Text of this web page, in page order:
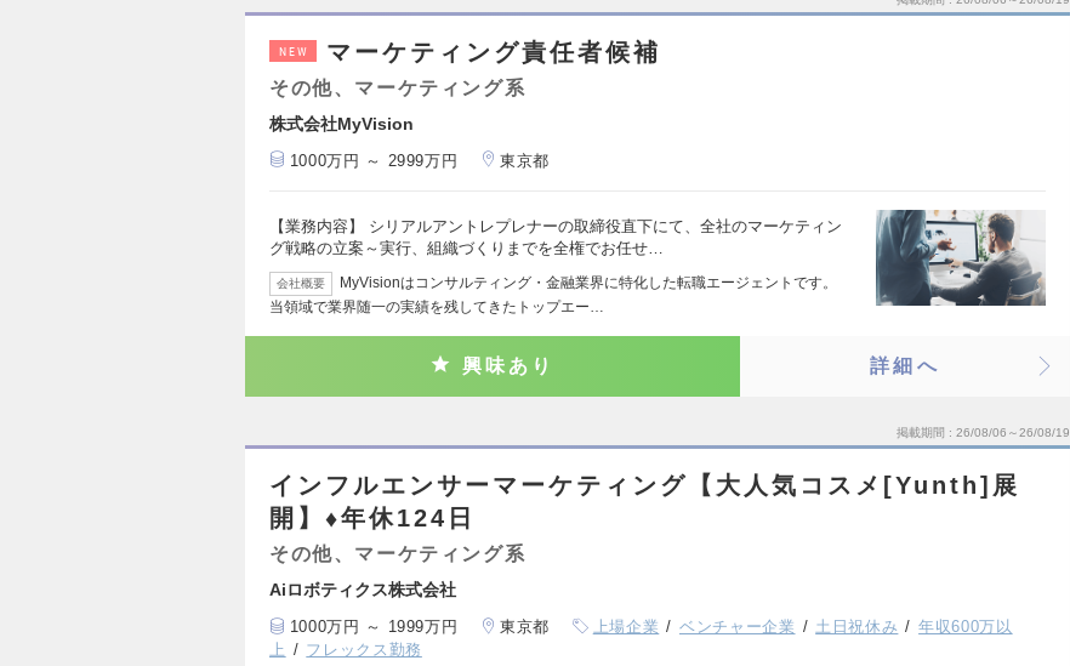
NEW マーケティング責任者候補
その他、マーケティング系
株式会社MyVision
1000万円 ～ 2999万円 東京都
【業務内容】 シリアルアントレプレナーの取締役直下にて、全社のマーケティン
グ戦略の立案～実行、組織づくりまでを全権でお任せ…
会社概要
MyVisionはコンサルティング・金融業界に特化した転職エージェントです。
当領域で業界随一の実績を残してきたトップエー…
興味あり 詳細へ
掲載期間 26/08/06～26/08/19
インフルエンサーマーケティング【大人気コスメ[Yunth]展
開】♦年休124日
その他、マーケティング系
Aiロボティクス株式会社
1000万円 ～ 1999万円 東京都 上場企業 ベンチャー企業 土日祝休み
年収600万以
上
フレックス勤務